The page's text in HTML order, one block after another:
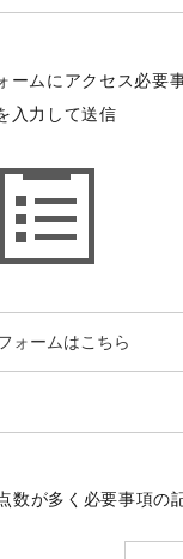
ームにアクセス必要
入力して送信
ォームはこちら
数が多く必要事項の